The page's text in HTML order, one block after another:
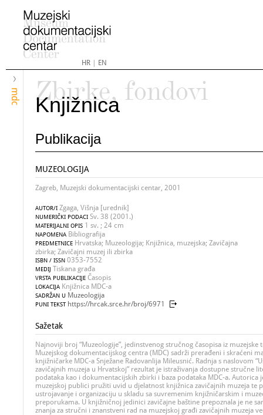
HR| EN
mdc
Zbirke, fondovi
Knjižnica
Publikacija
MUZEOLOGIJA
Zagreb, Muzejski dokumentacijski centar, 2001
AUTOR/I Zgaga, Višnja [urednik]
NUMERIČKI PODACI Sv. 38 (2001.)
MATERIJALNI OPIS 1 sv. ; 24 cm
NAPOMENA Bibliografija
PREDMETNICE Hrvatska; Muzeologija; Knjižnica, muzejska; Zavičajna
zbirka; Zavičajni muzej ili zbirka
ISBN / ISSN 0353-7552
MEDIJ Tiskana građa
VRSTA PUBLIKACIJE Časopis
LOKACIJA Knjižnica MDC-a
SADRŽAN U Muzeologija
PUNI TEKST https://hrcak.srce.hr/broj/6971
Sažetak
Najnoviji broj “Muzeologije”, jedinstvenog stručnog časopisa iz muzejske
Muzejskog dokumentacijskog centra (MDC) sadrži prerađeni i skraćeni
knjižničarke MDC-a Snježane Radovanlija Mileusnić. Radnja s naslovom
zavičajnih muzeja u Hrvatskoj” rezultat je istraživanja dostupne stručne
podataka kao i dokumentacijskih zbirki i baza podataka MDC-a. Autorica
muzejskoj publici pružiti uvid u djelatnost knjižnica zavičajnih muzeja te
ustrojavanje i organizaciju u skladu sa suvremenim knjižničarskim i
preporukama. U knjižničnoj jedinici zavičajne baštine prepoznala je ne
znanja za stručni i znanstveni rad na muzejskoj građi zavičajnih muzeja